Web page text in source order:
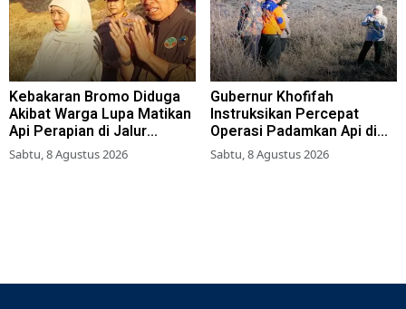
Kebakaran Bromo Diduga
Akibat Warga Lupa Matikan
Api Perapian di Jalur
Tradisional
Sabtu, 8 Agustus 2026
Gubernur Khofifah
Instruksikan Percepat
Operasi Padamkan Api di
Wisata Bromo
Sabtu, 8 Agustus 2026